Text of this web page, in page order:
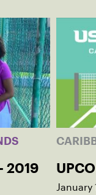
2019
January